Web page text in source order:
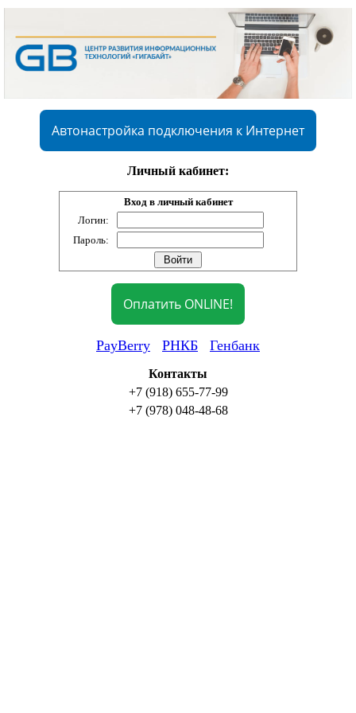
Автонастройка подключения к Интернет
Личный кабинет:
Вход в личный кабинет
Логин:
Пароль:
Оплатить ONLINE!
PayBerry РНКБ Генбанк
Контакты
+7 (918) 655-77-99
+7 (978) 048-48-68